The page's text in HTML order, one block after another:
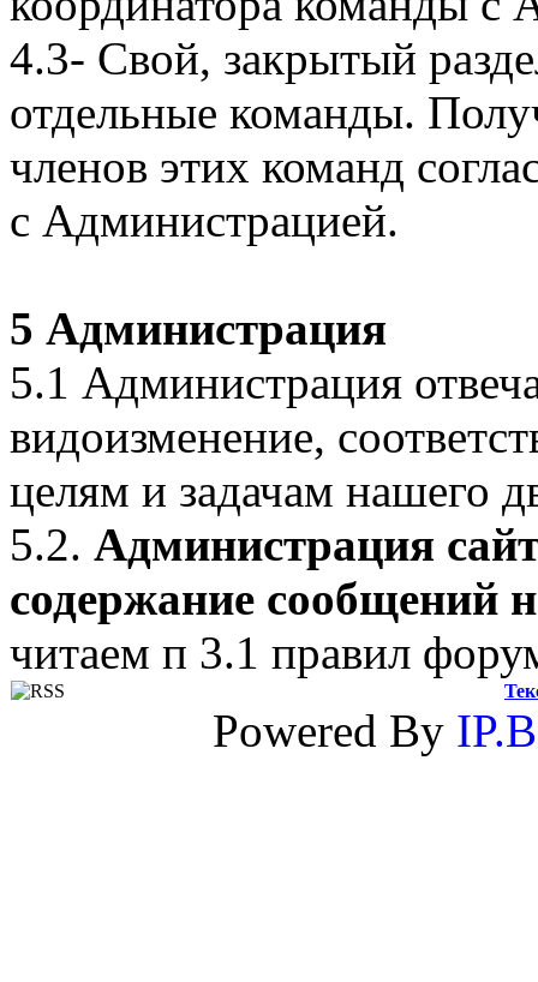
4.3- Свой, закрытый
отдельные команды.
членов этих команд
с Администрацией.
5 Администрация
5.1 Администрация
видоизменение,
целям и задачам нашего
5.2. Администрация
содержание сообщений
читаем п 3.1 правил
Powered By